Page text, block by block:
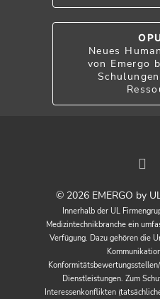
Neues
von Emergo
© 2026 EMERGO by
Innerhalb der UL
Medizintechnikbranche ein
Verfügung. Dazu gehören die
Dienstleistungen. Zum
Interessenkonflikten